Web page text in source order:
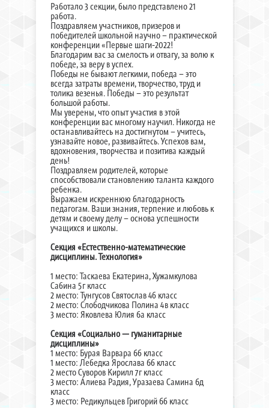
Работало 3 секции, было представлено 21
работа.
Поздравляем участников, призеров и
победителей школьной научно – практической
конференции «Первые шаги-2022!
Благодарим вас за смелость и отвагу, за волю к
победе, за веру в успех.
Победы не бывают легкими, победа – это
всегда затраты времени, творчество, труд и
толика везенья. Победы – это результат
большой работы.
Мы уверены, что опыт участия в этой
конференции вас многому научил. Никогда не
останавливайтесь на достигнутом – учитесь,
узнавайте новое, развивайтесь. Успехов вам,
вдохновения, творчества и позитива каждый
день!
Поздравляем родителей, которые
способствовали становлению таланта каждого
ребенка.
Выражаем искреннюю благодарность
педагогам. Ваши знания, терпение и любовь к
детям и своему делу – основа успешности
учащихся и школы.
Секция «Естественно-математические
дисциплины. Технология»
1 место: Таскаева Екатерина, Хужамкулова
Сабина 5г класс
2 место: Тунгусов Святослав 4б класс
2 место: Слободчикова Полина 4в класс
3 место: Яковлева Юлия 6а класс
Секция «Социально — гуманитарные
дисциплины»
1 место: Бурая Варвара 6б класс
1 место: Лебедка Ярослава 6б класс
2 место Суворов Кирилл 7г класс
3 место: Алиева Радия, Уразаева Самина 6д
класс
3 место: Редикульцев Григорий 6б класс